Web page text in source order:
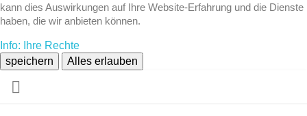
kann dies Auswirkungen auf Ihre Website-Erfahrung und die Dienste
haben, die wir anbieten können.
Info: Ihre Rechte
speichern
Alles erlauben
